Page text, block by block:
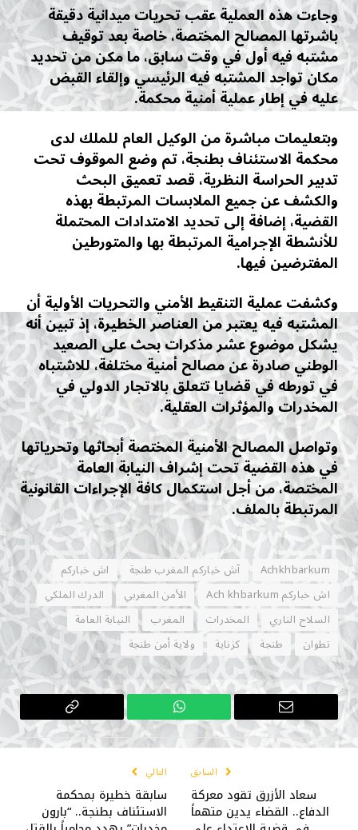
وجاءت هذه العملية عقب تحريات ميدانية دقيقة
باشرتها المصالح المختصة، خاصة بعد توقيف
مشتبه فيه أول في وقت سابق، ما مكن من تحديد
مكان تواجد المشتبه فيه الرئيسي وإلقاء القبض
عليه في إطار عملية أمنية محكمة.
وبتعليمات مباشرة من الوكيل العام للملك لدى
محكمة الاستئناف بطنجة، تم وضع الموقوف تحت
تدبير الحراسة النظرية، قصد تعميق البحث
والكشف عن جميع الملابسات المرتبطة بهذه
القضية، إضافة إلى تحديد الامتدادات المحتملة
للأنشطة الإجرامية المرتبطة بها والمتورطين
المفترضين فيها.
وكشفت عملية التنقيط الأمني والتحريات الأولية أن
المشتبه فيه يعتبر من العناصر الخطيرة، إذ تبين أنه
يشكل موضوع عشر مذكرات بحث على الصعيد
الوطني صادرة عن مصالح أمنية مختلفة، للاشتباه
في تورطه في قضايا تتعلق بالاتجار الدولي في
المخدرات والمؤثرات العقلية.
وتواصل المصالح الأمنية المختصة أبحاثها وتحرياتها
في هذه القضية تحت إشراف النيابة العامة
المختصة، من أجل استكمال كافة الإجراءات القانونية
المرتبطة بالملف.
Achkhbarkum آش خباركم المغرب طنجة
اش خباركم
اش خباركم Ach khbarkum
الأمن المغربي
الدرك الملكي
السلاح الناري
المخدرات المغرب
النيابة العامة
تطوان
طنجة كزناية ولاية أمن طنجة
البريد
الإلكتروني
واتساب
Copy
Link
السابق
سعاد الأزرق تقود معركة
الدفاع.. القضاء يدين متهماً
التالي
سابقة خطيرة بمحكمة
الاستئناف بطنجة.. “بارون